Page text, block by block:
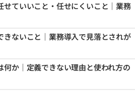
せていいこと・任せにくいこと｜業務
きないこと｜業務導入で見落とされが
か｜定義できない理由と使われ方の